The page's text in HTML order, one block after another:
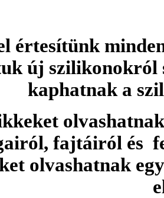
értesítünk
új szilikonokról
kaphatnak a
fajtáiról és
olvashatnak